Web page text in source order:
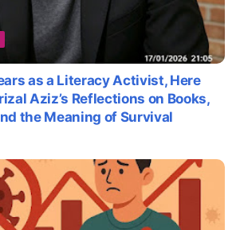
as a Literacy Activist, Here
Aziz’s Reflections on Books,
the Meaning of Survival